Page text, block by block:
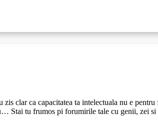
clar ca capacitatea ta intelectuala nu e
Stai tu frumos pi forumirile tale cu genii, zei